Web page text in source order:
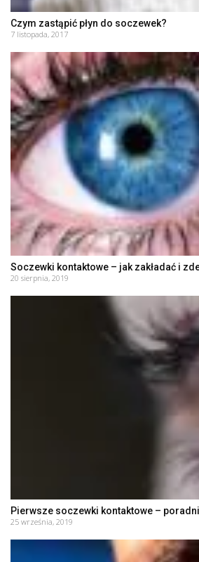
Czym zastąpić płyn do soczewek?
7 listopada, 2017
Soczewki kontaktowe – jak zakładać i
20 sierpnia, 2019
Pierwsze soczewki kontaktowe –
25 września, 2019